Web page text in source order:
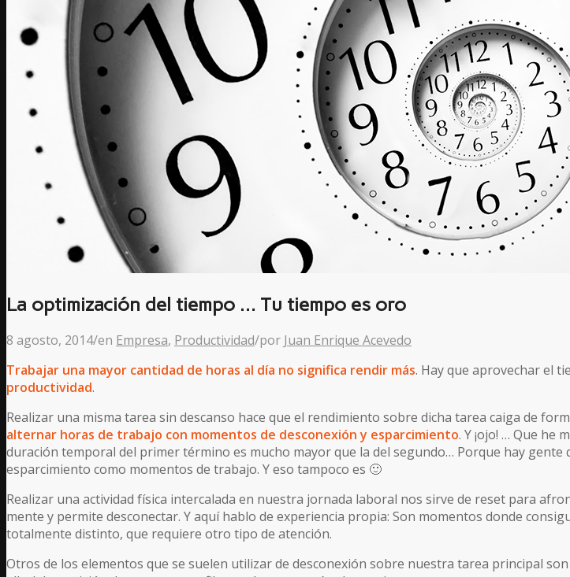
La optimización del tiempo … Tu tiempo es oro
8 agosto, 2014/en Empresa, Productividad/por Juan Enrique Acevedo
Trabajar una mayor cantidad de horas al día no significa rendir más. Hay que aprovechar el
productividad.
Realizar una misma tarea sin descanso hace que el rendimiento sobre dicha tarea caiga de
alternar horas de trabajo con momentos de desconexión y esparcimiento. Y ¡ojo! … Que he
duración temporal del primer término es mucho mayor que la del segundo… Porque hay
esparcimiento como momentos de trabajo. Y eso tampoco es 🙂
Realizar una actividad física intercalada en nuestra jornada laboral nos sirve de reset para
mente y permite desconectar. Y aquí hablo de experiencia propia: Son momentos donde
totalmente distinto, que requiere otro tipo de atención.
Otros de los elementos que se suelen utilizar de desconexión sobre nuestra tarea principal